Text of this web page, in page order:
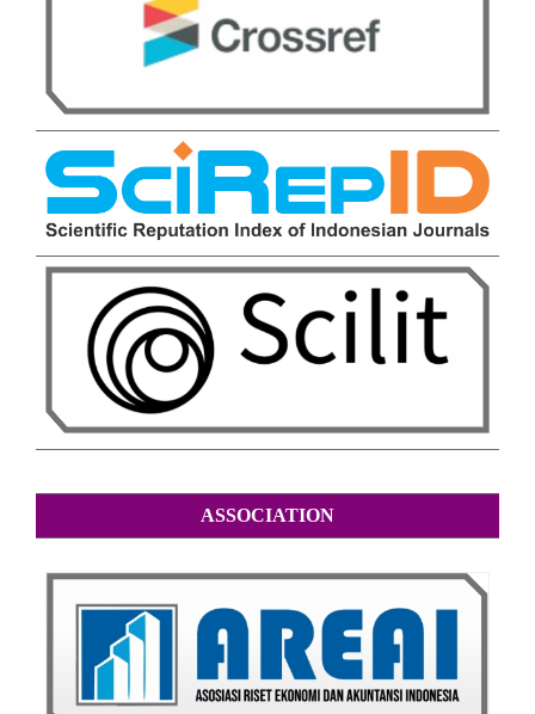
ASSOCIATION